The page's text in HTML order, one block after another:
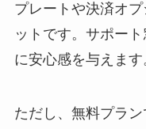
プレートや決済オ
ットです。サポー
に安心感を与えます
ただし、無料プラ